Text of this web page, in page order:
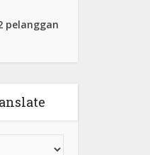
pelanggan